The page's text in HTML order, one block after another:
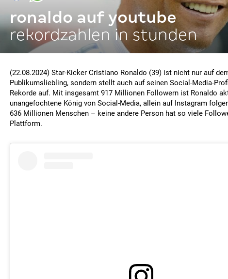
ronaldo auf youtube
rekordzahlen in stunden
(22.08.2024) Star-Kicker Cristiano Ronaldo (39) ist nicht nur auf
Publikumsliebling, sondern stellt auch auf seinen Social-Media-
Rekorde auf. Mit insgesamt 917 Millionen Followern ist Ronaldo
unangefochtene König von Social-Media, allein auf Instagram
636 Millionen Menschen – keine andere Person hat so viele
Plattform.